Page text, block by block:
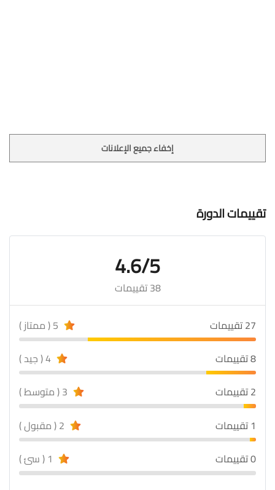
إخفاء جميع الإعلانات
تقييمات الدورة
4.6/5
38 تقييمات
27 تقييمات
8 تقييمات
2 تقييمات
1 تقييمات
0 تقييمات